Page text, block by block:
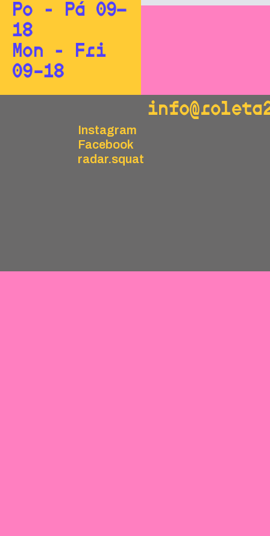
Po - Pá 09—
18
Mon - Fri
09–18
Instagram
Facebook
radar.squat